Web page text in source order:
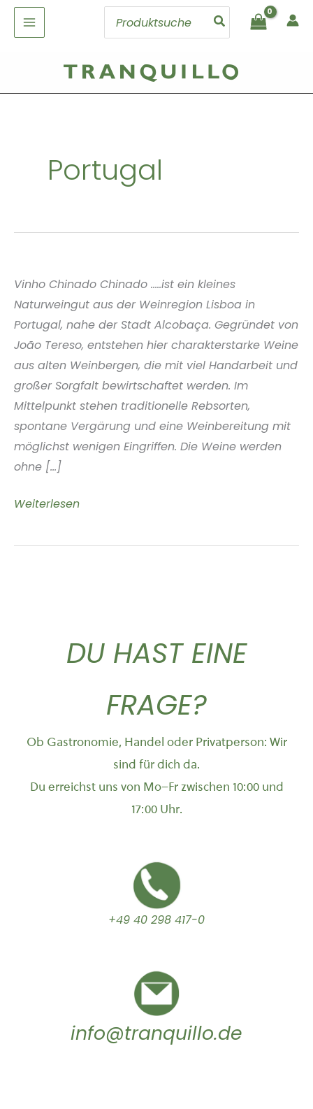
Inhalt
springen
Search
Portugal
Vinho Chinado Chinado .....ist ein kleines
Naturweingut aus der Weinregion Lisboa in
Portugal, nahe der Stadt Alcobaça. Gegründet von
João Tereso, entstehen hier charakterstarke Weine
aus alten Weinbergen, die mit viel Handarbeit und
großer Sorgfalt bewirtschaftet werden. Im
Mittelpunkt stehen traditionelle Rebsorten,
spontane Vergärung und eine Weinbereitung mit
möglichst wenigen Eingriffen. Die Weine werden
ohne [...]
Vinho
Lisboa
Weiterlesen
DU HAST EINE
FRAGE?
Ob Gastronomie, Handel oder Privatperson: Wir
sind für dich da.
Du erreichst uns von Mo–Fr zwischen 10:00 und
17:00 Uhr.
+49 40 298 417-0
info@tranquillo.de